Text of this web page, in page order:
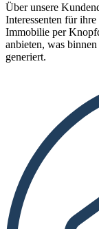
Über unsere
Interessenten für
Immobilie per
anbieten, was
generiert.